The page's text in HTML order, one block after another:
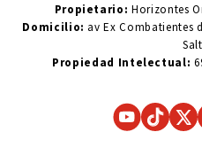
Propietario:Horizontes
Domicilio: av Ex Combatientes
Propiedad Intelectual: